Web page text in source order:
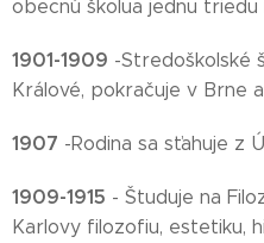
obecnú školua jednu triedu
1901-1909 -Stredoškolské
Králové, pokračuje v Brne
1907 -Rodina sa sťahuje z
1909-1915 - Študuje na
Karlovy filozofiu, estetiku,